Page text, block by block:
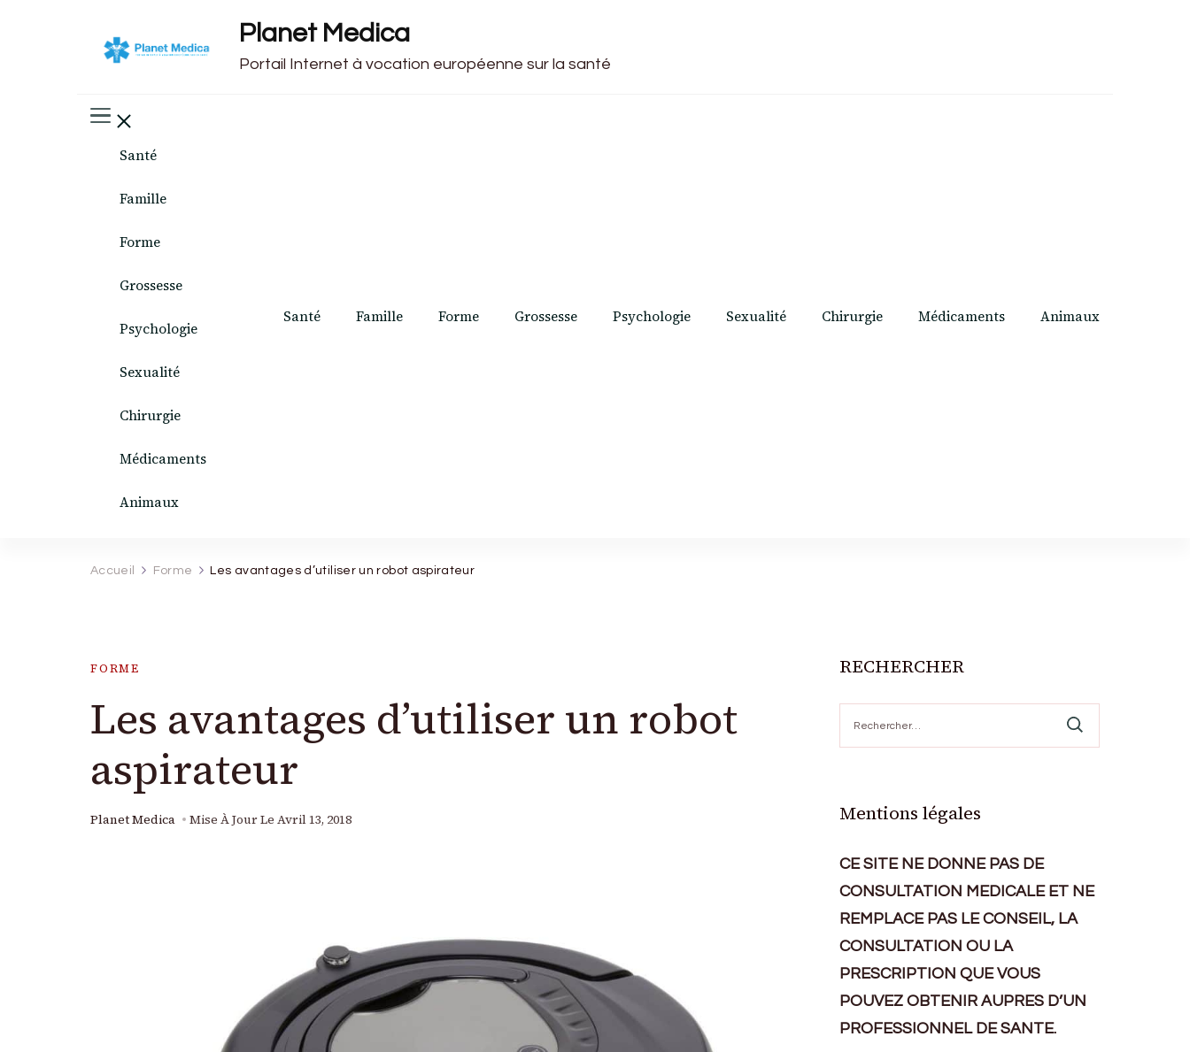
Planet Medica
Portail Internet à vocation européenne sur la santé
Santé
Famille
Forme
Grossesse
Psychologie
Sexualité
Chirurgie
Médicaments
Animaux
Santé Famille Forme Grossesse Psychologie Sexualité Chirurgie Médicaments Animaux
Accueil Forme Les avantages d’utiliser un robot aspirateur
FORME
Les avantages d’utiliser un robot
aspirateur
Planet Medica Mise À Jour Le Avril 13, 2018
RECHERCHER
Mentions légales
CE SITE NE DONNE PAS DE
CONSULTATION MEDICALE ET NE
REMPLACE PAS LE CONSEIL, LA
CONSULTATION OU LA
PRESCRIPTION QUE VOUS
POUVEZ OBTENIR AUPRES D’UN
PROFESSIONNEL DE SANTE.